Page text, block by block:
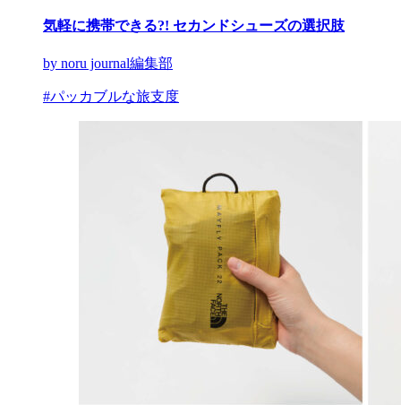
気軽に携帯できる?! セカンドシューズの選択肢
by noru journal編集部
#パッカブルな旅支度